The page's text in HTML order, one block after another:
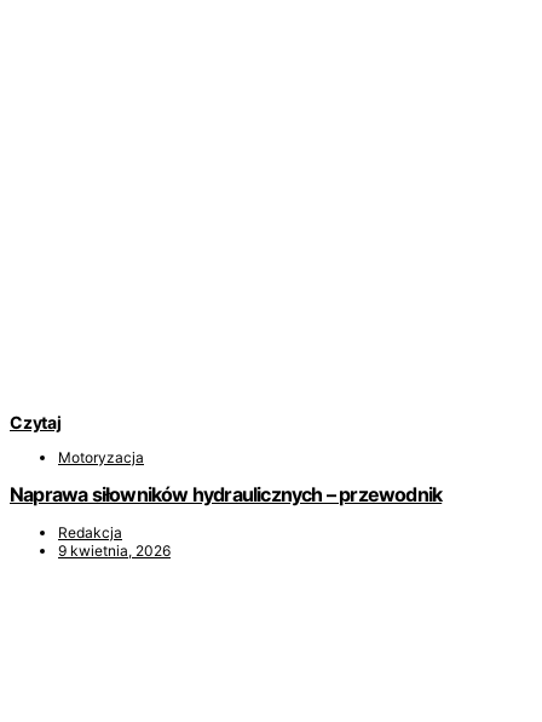
Czytaj
Motoryzacja
Naprawa siłowników hydraulicznych – przewodnik
Redakcja
9 kwietnia, 2026